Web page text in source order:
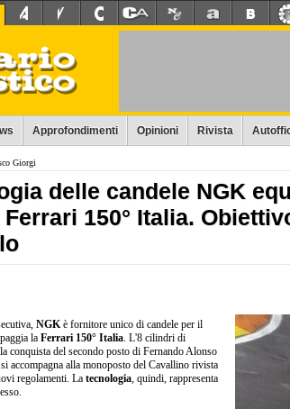
Approfondimenti Opinioni Rivista
Giorgi
delle candele NGK
150° Italia.
NGKè fornitore unico di candele per il
la Ferrari 150° Italia. L'8 cilindri di
conquista del secondo posto di Fernando Alonso
accompagna alla monoposto del Cavallino rivista
regolamenti. La tecnologia, quindi, rappresenta